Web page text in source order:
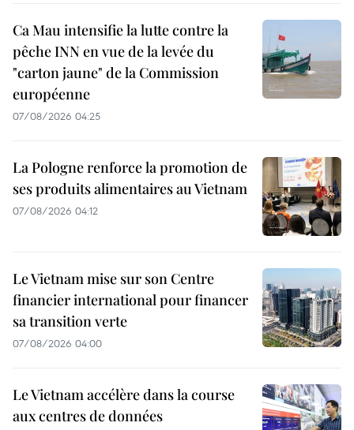
Ca Mau intensifie la lutte contre la
pêche INN en vue de la levée du
"carton jaune" de la Commission
européenne
07/08/2026 04:25
La Pologne renforce la promotion de
ses produits alimentaires au Vietnam
07/08/2026 04:12
Le Vietnam mise sur son Centre
financier international pour financer
sa transition verte
07/08/2026 04:00
Le Vietnam accélère dans la course
aux centres de données